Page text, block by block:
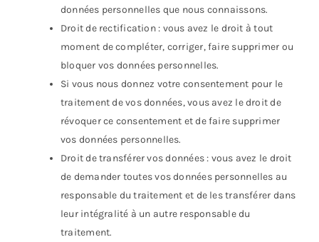
données personnelles que nous connaissons.
Droit de rectification : vous avez le droit à tout
moment de compléter, corriger, faire supprimer ou
bloquer vos données personnelles.
Si vous nous donnez votre consentement pour le
traitement de vos données, vous avez le droit de
révoquer ce consentement et de faire supprimer
vos données personnelles.
Droit de transférer vos données : vous avez le droit
de demander toutes vos données personnelles au
responsable du traitement et de les transférer dans
leur intégralité à un autre responsable du
traitement.